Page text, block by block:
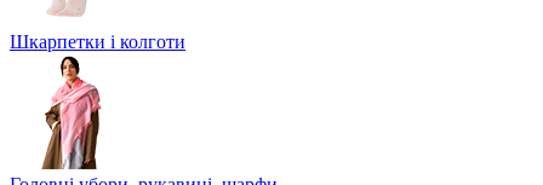
Шкарпетки і колготи